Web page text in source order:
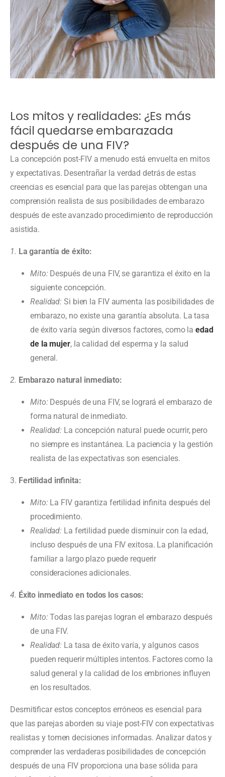
Los mitos y realidades: ¿Es más
fácil quedarse embarazada
después de una FIV?
La concepción post-FIV a menudo está envuelta en mitos
y expectativas. Desentrañar la verdad detrás de estas
creencias es esencial para que las parejas obtengan una
comprensión realista de sus posibilidades de embarazo
después de este avanzado procedimiento de reproducción
asistida.
1. La garantía de éxito:
Mito: Después de una FIV, se garantiza el éxito en la
siguiente concepción.
Realidad: Si bien la FIV aumenta las posibilidades de
embarazo, no existe una garantía absoluta. La tasa
de éxito varía según diversos factores, como laedad
de la mujer, la calidad del esperma y la salud
general.
2. Embarazo natural inmediato:
Mito: Después de una FIV, se logrará el embarazo de
forma natural de inmediato.
Realidad: La concepción natural puede ocurrir, pero
no siempre es instantánea. La paciencia y la gestión
realista de las expectativas son esenciales.
3. Fertilidad infinita:
Mito: La FIV garantiza fertilidad infinita después del
procedimiento.
Realidad: La fertilidad puede disminuir con la edad,
incluso después de una FIV exitosa. La planificación
familiar a largo plazo puede requerir
consideraciones adicionales.
4. Éxito inmediato en todos los casos:
Mito: Todas las parejas logran el embarazo después
de una FIV.
Realidad: La tasa de éxito varía, y algunos casos
pueden requerir múltiples intentos. Factores como la
salud general y la calidad de los embriones influyen
en los resultados.
Desmitificar estos conceptos erróneos es esencial para
que las parejas aborden su viaje post-FIV con expectativas
realistas y tomen decisiones informadas. Analizar datos y
comprender las verdaderas posibilidades de concepción
después de una FIV proporciona una base sólida para